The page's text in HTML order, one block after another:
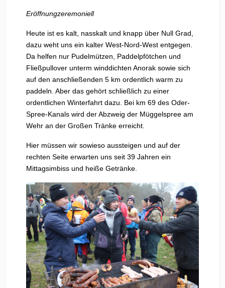
Eröffnungzeremoniell
Heute ist es kalt, nasskalt und knapp über Null Grad,
dazu weht uns ein kalter West-Nord-West entgegen.
Da helfen nur Pudelmützen, Paddelpfötchen und
Fließpullover unterm winddichten Anorak sowie sich
auf den anschließenden 5 km ordentlich warm zu
paddeln. Aber das gehört schließlich zu einer
ordentlichen Winterfahrt dazu. Bei km 69 des Oder-
Spree-Kanals wird der Abzweig der Müggelspree am
Wehr an der Großen Tränke erreicht.
Hier müssen wir sowieso aussteigen und auf der
rechten Seite erwarten uns seit 39 Jahren ein
Mittagsimbiss und heiße Getränke.